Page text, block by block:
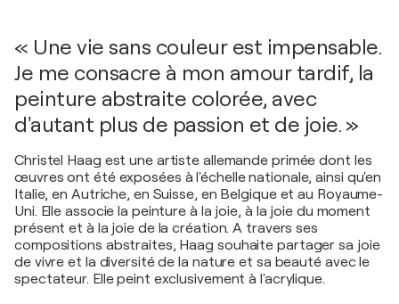
« Une vie sans couleur est impensable.
Je me consacre à mon amour tardif, la
peinture abstraite colorée, avec
d'autant plus de passion et de joie. »
Christel Haag est une artiste allemande primée dont les
œuvres ont été exposées à l'échelle nationale, ainsi qu'en
Italie, en Autriche, en Suisse, en Belgique et au Royaume-
Uni. Elle associe la peinture à la joie, à la joie du moment
présent et à la joie de la création. A travers ses
compositions abstraites, Haag souhaite partager sa joie
de vivre et la diversité de la nature et sa beauté avec le
spectateur. Elle peint exclusivement à l'acrylique.